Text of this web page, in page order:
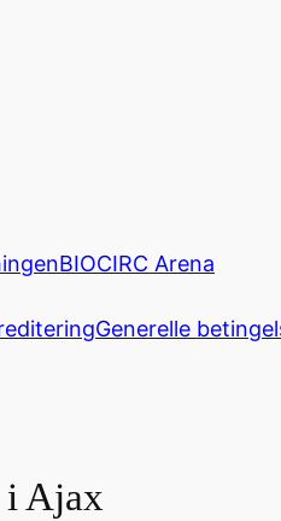
BIOCIRC Arena
Generelle
i Ajax